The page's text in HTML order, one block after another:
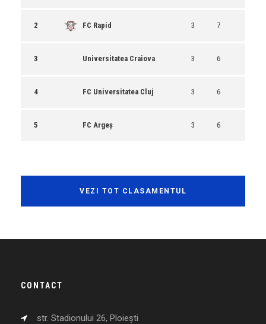
2 FC Rapid 3 7
3 Universitatea Craiova 3 6
4 FC Universitatea Cluj 3 6
5 FC Argeș 3 6
VEZI TOT CLASAMENTUL
CONTACT
str. Stadionului 26, Ploiești